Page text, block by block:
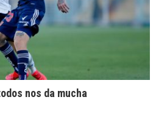
nos da mucha